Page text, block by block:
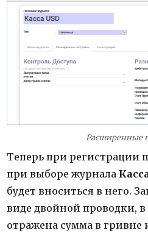
Расширенные
Теперь при регистрации
при выборе журнала
будет вноситься в него.
виде двойной проводки,
отражена сумма в гривне